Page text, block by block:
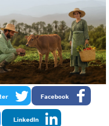
Facebook
LinkedIn